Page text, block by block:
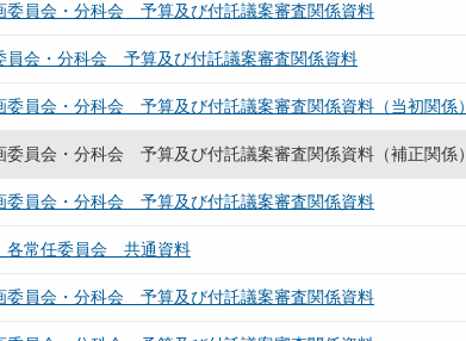
員会・分科会 予算及び付託議案審査関係資料
会・分科会 予算及び付託議案審査関係資料
員会・分科会 予算及び付託議案審査関係資料（当初関係）
員会・分科会 予算及び付託議案審査関係資料（補正関係）
員会・分科会 予算及び付託議案審査関係資料
各常任委員会 共通資料
員会・分科会 予算及び付託議案審査関係資料